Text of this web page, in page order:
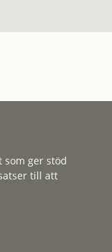
som ger stöd
till att